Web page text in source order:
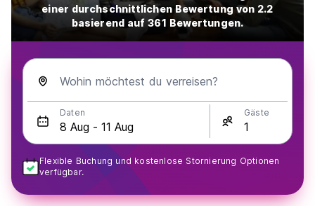
einer durchschnittlichen Bewertung von 2.2
basierend auf 361 Bewertungen.
Wohin möchtest du verreisen?
Daten Gäste
Flexible Buchung und kostenlose Stornierung Optionen
verfügbar.